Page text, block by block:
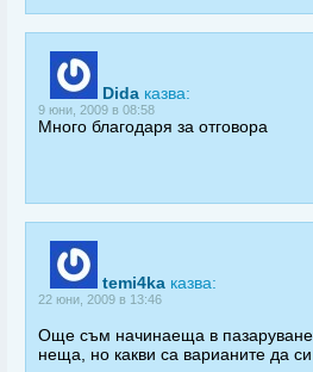
Dida казва:
9 юни, 2009 в 08:58
Много благодаря за отговора
temi4ka казва:
22 юни, 2009 в 13:46
Още съм начинаеща в
неща, но какви са варианите да